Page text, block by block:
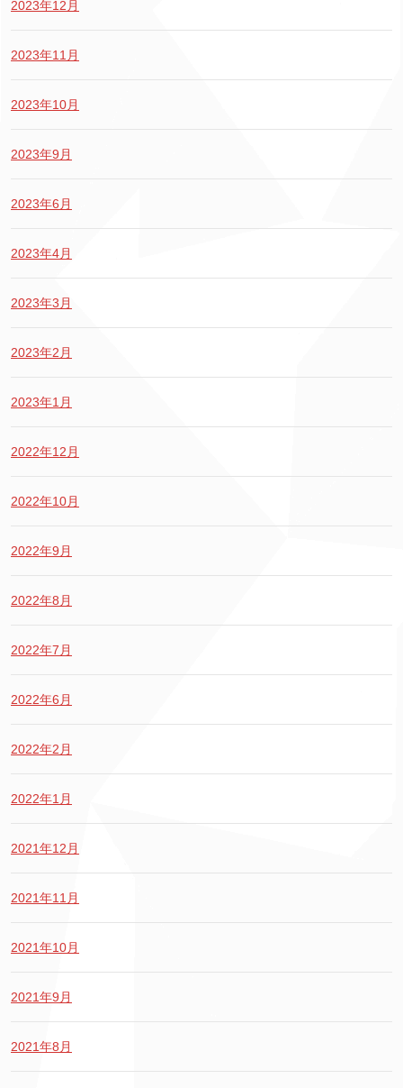
2023年12月
2023年11月
2023年10月
2023年9月
2023年6月
2023年4月
2023年3月
2023年2月
2023年1月
2022年12月
2022年10月
2022年9月
2022年8月
2022年7月
2022年6月
2022年2月
2022年1月
2021年12月
2021年11月
2021年10月
2021年9月
2021年8月